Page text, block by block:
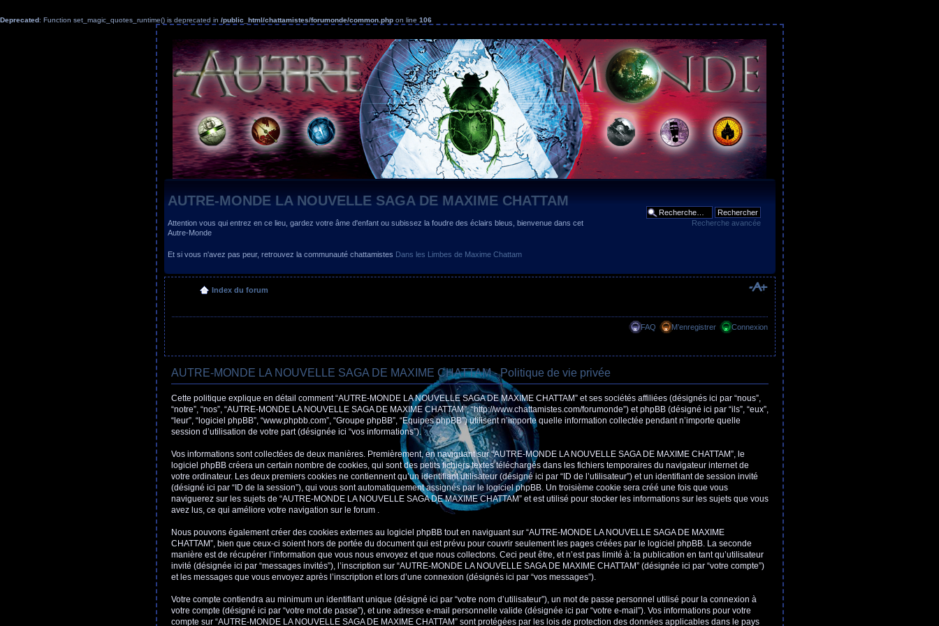
Deprecated: Function set_magic_quotes_runtime() is deprecated in /public_html/chattamistes/forumonde/common.php on line 106
AUTRE-MONDE LA NOUVELLE SAGA DE MAXIME CHATTAM
Attention vous qui entrez en ce lieu, gardez votre âme d'enfant ou subissez la foudre des éclairs bleus, bienvenue dans cet
Autre-Monde
Et si vous n'avez pas peur, retrouvez la communauté chattamistes Dans les Limbes de Maxime Chattam
Recherche avancée
Index du forum
FAQ M’enregistrer Connexion
AUTRE-MONDE LA NOUVELLE SAGA DE MAXIME CHATTAM - Politique de vie privée
Cette politique explique en détail comment “AUTRE-MONDE LA NOUVELLE SAGA DE MAXIME CHATTAM” et ses sociétés affiliées (désignés ici par “nous”,
“notre”, “nos”, “AUTRE-MONDE LA NOUVELLE SAGA DE MAXIME CHATTAM”, “http://www.chattamistes.com/forumonde”) et phpBB (désigné ici par “ils”, “eux”,
“leur”, “logiciel phpBB”, “www.phpbb.com”, “Groupe phpBB”, “Equipes phpBB”) utilisent n’importe quelle information collectée pendant n’importe quelle
session d’utilisation de votre part (désignée ici “vos informations”).
Vos informations sont collectées de deux manières. Premièrement, en naviguant sur “AUTRE-MONDE LA NOUVELLE SAGA DE MAXIME CHATTAM”, le
logiciel phpBB créera un certain nombre de cookies, qui sont des petits fichiers textes téléchargés dans les fichiers temporaires du navigateur internet de
votre ordinateur. Les deux premiers cookies ne contiennent qu’un identifiant utilisateur (désigné ici par “ID de l’utilisateur”) et un identifiant de session invité
(désigné ici par “ID de la session”), qui vous sont automatiquement assignés par le logiciel phpBB. Un troisième cookie sera créé une fois que vous
naviguerez sur les sujets de “AUTRE-MONDE LA NOUVELLE SAGA DE MAXIME CHATTAM” et est utilisé pour stocker les informations sur les sujets que vous
avez lus, ce qui améliore votre navigation sur le forum .
Nous pouvons également créer des cookies externes au logiciel phpBB tout en naviguant sur “AUTRE-MONDE LA NOUVELLE SAGA DE MAXIME
CHATTAM”, bien que ceux-ci soient hors de portée du document qui est prévu pour couvrir seulement les pages créées par le logiciel phpBB. La seconde
manière est de récupérer l’information que vous nous envoyez et que nous collectons. Ceci peut être, et n’est pas limité à: la publication en tant qu’utilisateur
invité (désignée ici par “messages invités”), l’inscription sur “AUTRE-MONDE LA NOUVELLE SAGA DE MAXIME CHATTAM” (désignée ici par “votre compte”)
et les messages que vous envoyez après l’inscription et lors d’une connexion (désignés ici par “vos messages”).
Votre compte contiendra au minimum un identifiant unique (désigné ici par “votre nom d’utilisateur”), un mot de passe personnel utilisé pour la connexion à
votre compte (désigné ici par “votre mot de passe”), et une adresse e-mail personnelle valide (désignée ici par “votre e-mail”). Vos informations pour votre
compte sur “AUTRE-MONDE LA NOUVELLE SAGA DE MAXIME CHATTAM” sont protégées par les lois de protection des données applicables dans le pays